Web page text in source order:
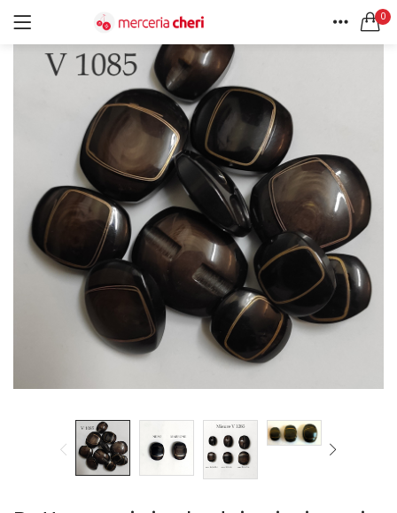
0
ACCEDI REGISTRATI
Ricordami
Password dimenticata?
CERCA IN:
Tutte le categorie
Accessori Design (56)
Accessori merceria (94)
Cesti portalavoro (8)
Aghi e spilli (24)
Applicazioni (26)
Borse (6)
Bottoni Vintage (204)
Lotti di Bottoni vintage (27)
Bottoni/alamari/automatici (46)
Alamari (5)
Calze collant donna (24)
Elastici (10)
Filati (32)
filati cucirini e affini (9)